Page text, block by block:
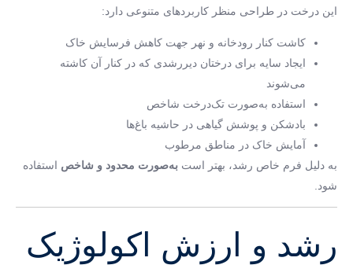
این درخت در طراحی منظر کاربردهای متنوعی دارد:
کاشت کنار رودخانه و نهر جهت کاهش فرسایش خاک
ایجاد سایه برای درختان دیر‌رشدی که در کنار آن کاشته
می‌شوند
استفاده به‌صورت تک‌درخت شاخص
بادشکن و پوشش گیاهی در حاشیه باغ‌ها
آمایش خاک در مناطق مرطوب
به دلیل فرم خاص رشد، بهتر است به‌صورت محدود و شاخص استفاده
شود.
رشد و ارزش اکولوژیک